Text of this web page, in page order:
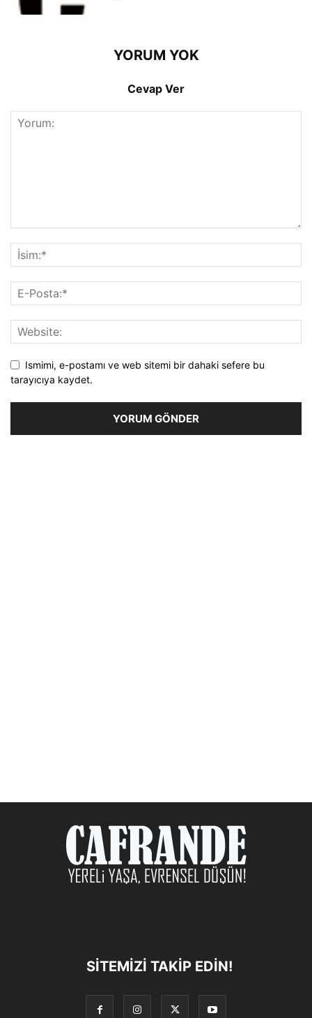
YORUM YOK
Cevap Ver
Ismimi, e-postamı ve web sitemi bir dahaki sefere bu
tarayıcıya kaydet.
SITEMIZI TAKIP EDIN!